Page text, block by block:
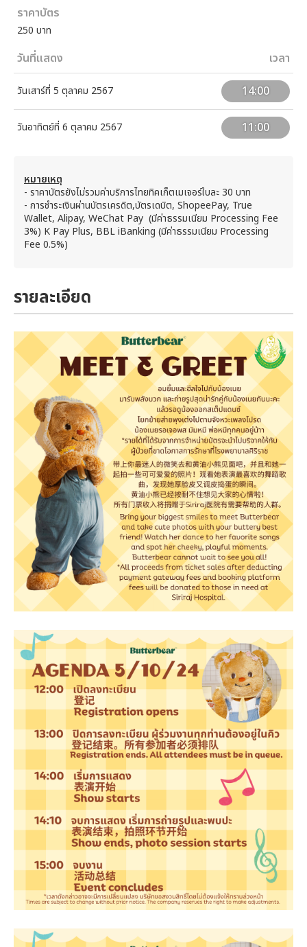
ราคาบัตร
250 บาท
วันที่แสดง เวลา
วันเสาร์ที่ 5 ตุลาคม 2567 14:00
วันอาทิตย์ที่ 6 ตุลาคม 2567 11:00
หมายเหตุ
- ราคาบัตรยังไม่รวมค่าบริการไทยทิคเก็ตเมเจอร์ใบละ 30 บาท
- การชำระเงินผ่านบัตรเครดิต,บัตรเดบิต, ShopeePay, True
Wallet, Alipay, WeChat Pay (มีค่าธรรมเนียม Processing Fee
3%) K Pay Plus, BBL iBanking (มีค่าธรรมเนียม Processing
Fee 0.5%)
รายละเอียด